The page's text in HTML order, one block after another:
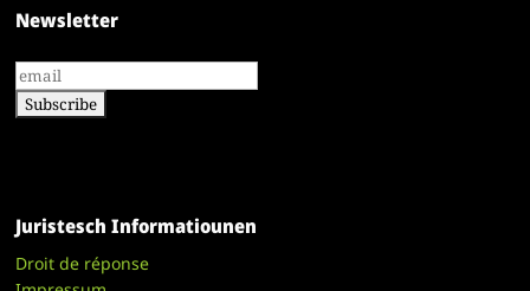
Newsletter
Juristesch Informatiounen
Droit de réponse